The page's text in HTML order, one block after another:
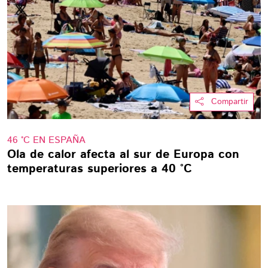
Compartir
46 °C EN ESPAÑA
Ola de calor afecta al sur de Europa con
temperaturas superiores a 40 °C